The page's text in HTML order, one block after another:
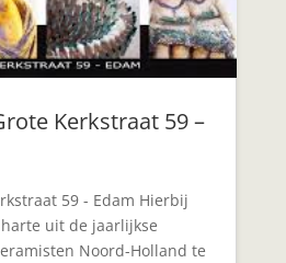
Kerkstraat 59 –
59 - Edam Hierbij
uit de jaarlijkse
Noord-Holland te